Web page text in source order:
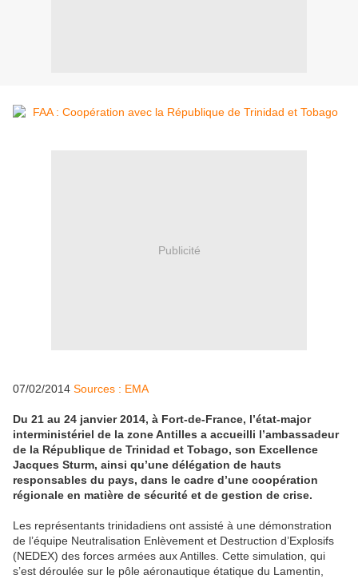
Publicité
07/02/2014 Sources : EMA
Du 21 au 24 janvier 2014, à Fort-de-France, l’état-major
interministériel de la zone Antilles a accueilli l’ambassadeur
de la République de Trinidad et Tobago, son Excellence
Jacques Sturm, ainsi qu’une délégation de hauts
responsables du pays, dans le cadre d’une coopération
régionale en matière de sécurité et de gestion de crise.
Les représentants trinidadiens ont assisté à une démonstration
de l’équipe Neutralisation Enlèvement et Destruction d’Explosifs
(NEDEX) des forces armées aux Antilles. Cette simulation, qui
s’est déroulée sur le pôle aéronautique étatique du Lamentin,